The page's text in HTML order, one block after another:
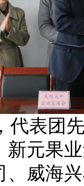
代表团
新元果
、威海